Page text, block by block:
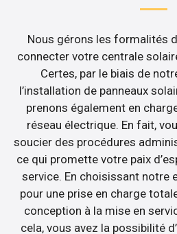
Nous gérons les formalités
connecter votre centrale
Certes, par le biais de
l’installation de panneaux
prenons également en
réseau électrique. En fait,
soucier des procédures
ce qui promette votre paix
service. En choisissant notre
pour une prise en charge
conception à la mise en
cela, vous avez la possibilité